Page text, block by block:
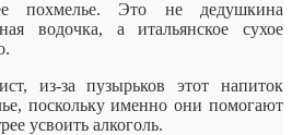
похмелье. Это не дедушкина
водочка, а итальянское сухое
из-за пузырьков этот напиток
поскольку именно они помогают
усвоить алкоголь.